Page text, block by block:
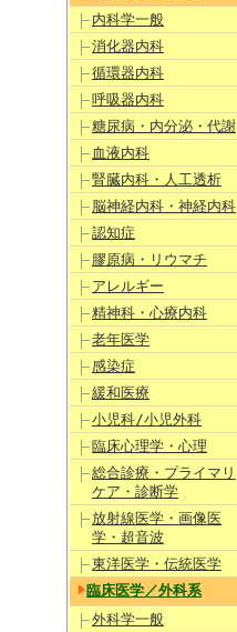
内科学一般
消化器内科
循環器内科
呼吸器内科
糖尿病・内分泌・代謝
血液内科
腎臓内科・人工透析
脳神経内科・神経内科
認知症
膠原病・リウマチ
アレルギー
精神科・心療内科
老年医学
感染症
緩和医療
小児科/小児外科
臨床心理学・心理
総合診療・プライマリ
ケア・診断学
放射線医学・画像医
学・超音波
東洋医学・伝統医学
臨床医学／外科系
外科学一般